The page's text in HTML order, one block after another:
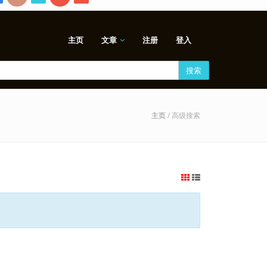
主页 文章 注册 登入
搜索
主页/ 高级搜索